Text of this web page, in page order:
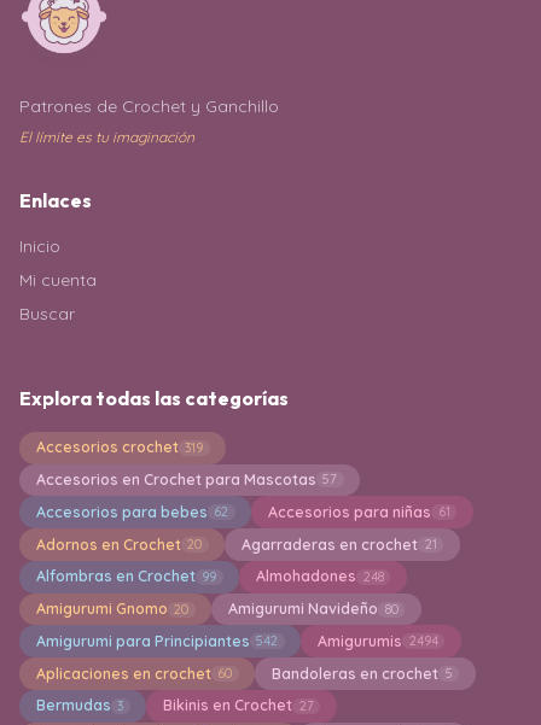
Patrones de Crochet y Ganchillo
El límite es tu imaginación
Enlaces
Inicio
Mi cuenta
Buscar
Explora todas las categorías
Accesorios crochet 319
Accesorios en Crochet para Mascotas 57
Accesorios para bebes 62 Accesorios para niñas 61
Adornos en Crochet 20 Agarraderas en crochet 21
Alfombras en Crochet 99 Almohadones 248
Amigurumi Gnomo 20 Amigurumi Navideño 80
Amigurumi para Principiantes 542 Amigurumis 2494
Aplicaciones en crochet 60 Bandoleras en crochet 5
Bermudas 3 Bikinis en Crochet 27